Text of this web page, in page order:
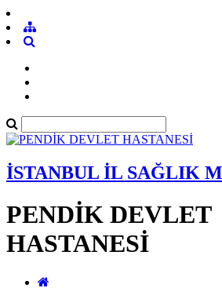
İSTANBUL İL SAĞLIK
PENDİK DEVLET
HASTANESİ